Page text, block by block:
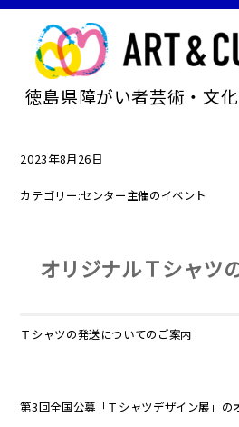
徳島県障がい者芸術・文
2023年8月26日
カテゴリー:センター主催のイベント
オリジナルＴシャツ
Ｔシャツの発送についてのご案内
第3回全国公募「Ｔシャツデザイン展」の